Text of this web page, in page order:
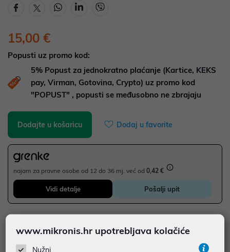
15,00 €
Popusti uz promo kod:
5% Popust za jednokratno plaćanje (Kartice, KEKS
pay, Virman, Gotovina, Crypto) uz promo kod
"POPUST" , popusti se međusobno ne zbrajaju
Dodajte u košaricu Dodaj u favorite
najam za pravne osobe od 12 do 36 mj. već od 0,42 €
Vidi detalje Pošalji upit
www.mikronis.hr upotrebljava kolačiće
Nužni